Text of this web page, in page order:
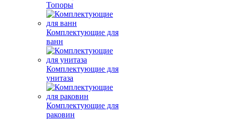
Топоры
Комплектующие для
ванн
Комплектующие для
унитаза
Комплектующие для
раковин